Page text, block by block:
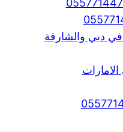
في دبي والشارقة